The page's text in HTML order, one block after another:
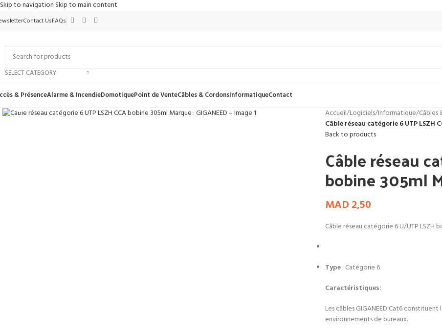
Skip to navigation Skip to main content
Contact UsFAQs
SELECT CATEGORY
& PrésenceAlarme & IncendieDomotiquePoint de VenteCâbles & CordonsInformatiqueContact
Click to enlarge
Accueil/Logiciels/Informatique/Câbles
Câble réseau catégorie 6 UTP LSZH
Back to products
Câble réseau
bobine 305ml
MAD 2,50
Câble réseau catégorie 6 U/UTP LSZH
Type: Catégorie 6
Caractéristiques:
Les câbles GIGANEED Cat6
environnements de bureaux.